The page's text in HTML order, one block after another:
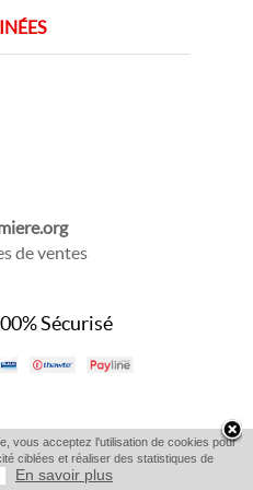
de ventes
Sécurisé
vous acceptez l'utilisation de cookies pour
ciblées et réaliser des statistiques de
En savoir plus